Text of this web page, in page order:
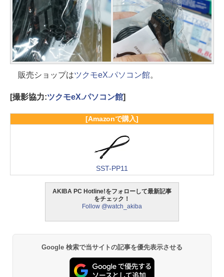
販売ショップはツクモeX.パソコン館。
[撮影協力:ツクモeX.パソコン館]
[Amazonで購入]
SST-PP11
AKIBA PC Hotline!をフォローして最新記事
をチェック！
Follow @watch_akiba
Google 検索で当サイトの記事を優先表示させる